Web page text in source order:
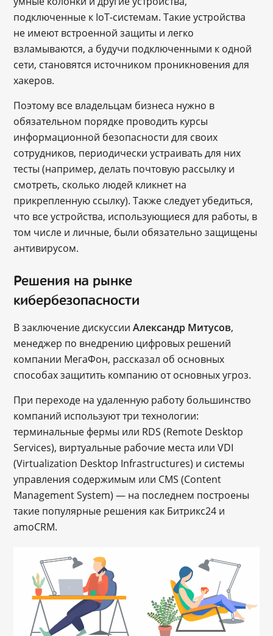
подключенные к IoT-системам. Такие устройства
не имеют встроенной защиты и легко
взламываются, а будучи подключенными к одной
сети, становятся источником проникновения для
хакеров.
Поэтому все владельцам бизнеса нужно в
обязательном порядке проводить курсы
информационной безопасности для своих
сотрудников, периодически устраивать для них
тесты (например, делать почтовую рассылку и
смотреть, сколько людей кликнет на
прикрепленную ссылку). Также следует убедиться,
что все устройства, использующиеся для работы, в
том числе и личные, были обязательно защищены
антивирусом.
Решения на рынке
кибербезопасности
В заключение дискуссииАлександр Митусов,
менеджер по внедрению цифровых решений
компании МегаФон, рассказал об основных
способах защитить компанию от основных угроз.
При переходе на удаленную работу большинство
компаний используют три технологии:
терминальные фермы или RDS (Remote Desktop
Services), виртуальные рабочие места или VDI
(Virtualization Desktop Infrastructures) и системы
управления содержимым или CMS (Content
Management System) — на последнем построены
такие популярные решения как Битрикс24 и
amoCRM.